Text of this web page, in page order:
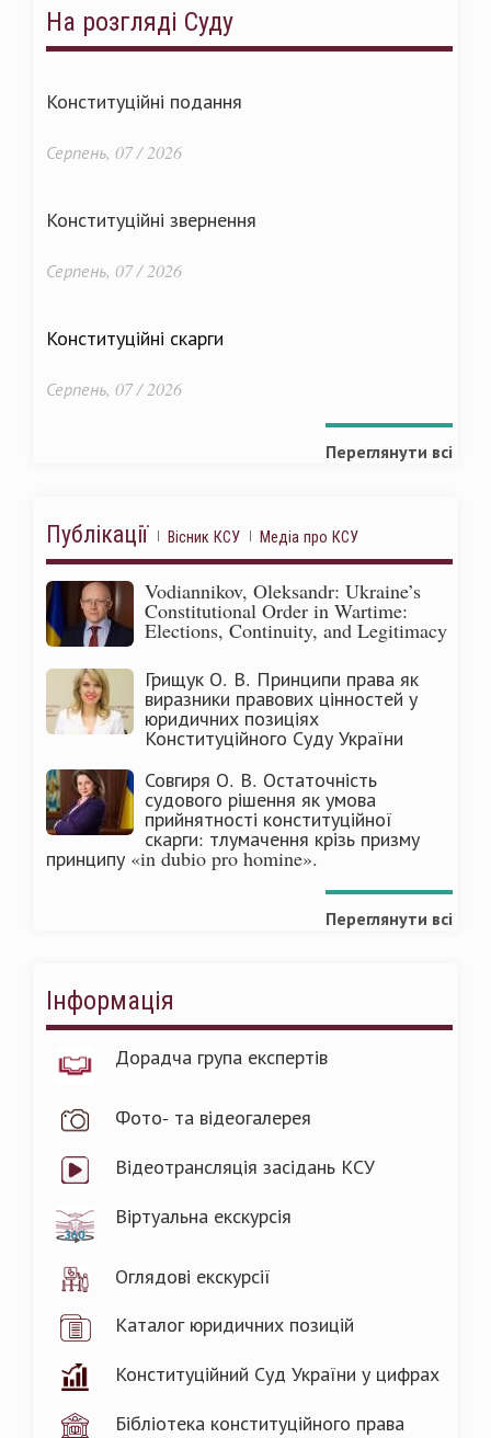
На розгляді Суду
Конституційні подання
Серпень, 07 / 2026
Конституційні звернення
Серпень, 07 / 2026
Конституційні скарги
Серпень, 07 / 2026
Переглянути всі
Публікації Вісник КСУ Медіа про КСУ
Vodiannikov, Oleksandr: Ukraine’s
Constitutional Order in Wartime:
Elections, Continuity, and Legitimacy
Грищук О. В. Принципи права як
виразники правових цінностей у
юридичних позиціях
Конституційного Суду України
Совгиря О. В. Остаточність
судового рішення як умова
прийнятності конституційної
скарги: тлумачення крізь призму
принципу «in dubio pro homine».
Переглянути всі
Інформація
Дорадча група експертів
Фото- та відеогалерея
Відеотрансляція засідань КСУ
Віртуальна екскурсія
Оглядові екскурсії
Каталог юридичних позицій
Конституційний Суд України у цифрах
Бібліотека конституційного права